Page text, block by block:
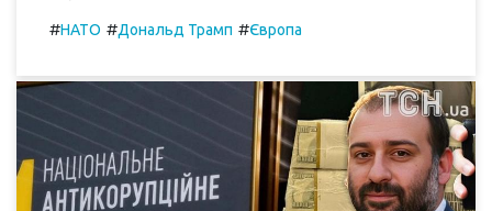
#НАТО #Дональд Трамп #Європа